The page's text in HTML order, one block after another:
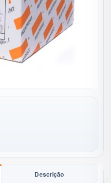
Descrição